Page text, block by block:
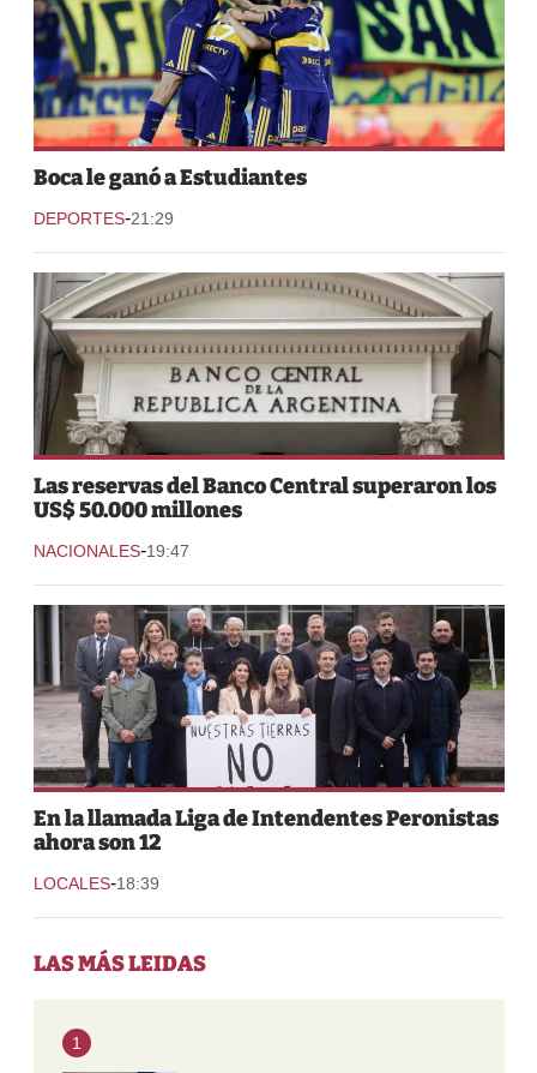
Boca le ganó a Estudiantes
DEPORTES-21:29
Las reservas del Banco Central superaron los
US$ 50.000 millones
NACIONALES-19:47
En la llamada Liga de Intendentes Peronistas
ahora son 12
LOCALES-18:39
LAS MÁS LEIDAS
1